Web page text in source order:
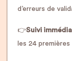
d’erreurs de
👉Suivi
les 24 premières